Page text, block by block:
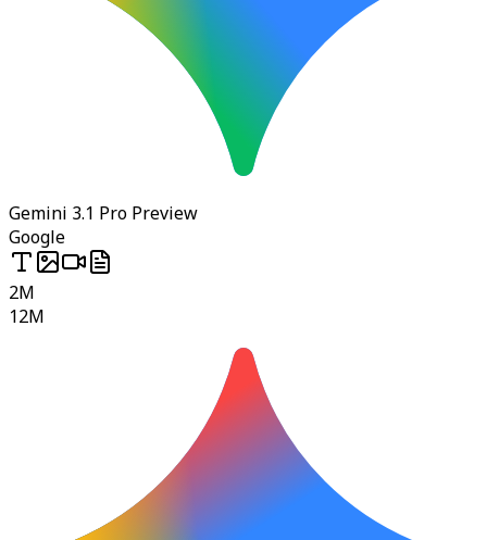
Gemini 3.1 Pro Preview
Google
2M
12M